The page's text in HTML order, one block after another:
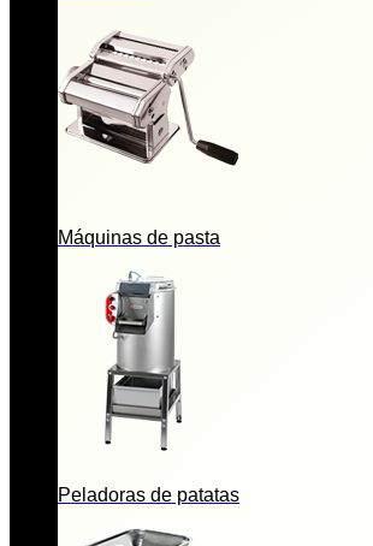
Máquinas de pasta
Peladoras de patatas